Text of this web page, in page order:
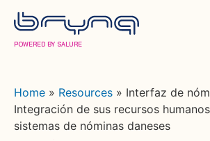
POWERED BY SALURE
Home » Resources » Interfaz de
Integración de sus recursos
sistemas de nóminas daneses